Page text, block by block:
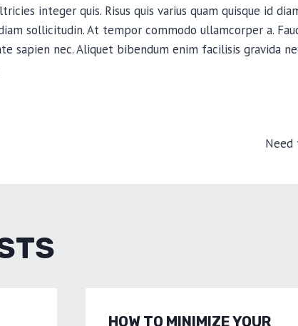
integer quis. Risus quis varius quam quisque id
sollicitudin. At tempor commodo ullamcorper a.
sapien nec. Aliquet bibendum enim facilisis gravida
HOW TO MINIMIZE YOUR